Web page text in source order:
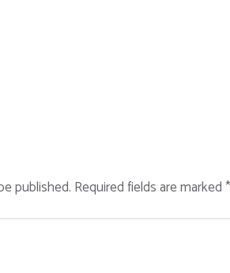
published. Required fields are marked*